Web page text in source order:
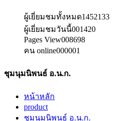
ผู้เยี่ยมชมทั้งหมด1452133
ผู้เยี่ยมชมวันนี้001420
Pages View008698
คน online000001
ชุมนุมนิพนธ์ อ.น.ก.
หน้าหลัก
product
ชุมนุมนิพนธ์ อ.น.ก.